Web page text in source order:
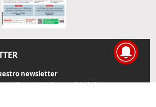
newsletter
información de actualidad directamente en